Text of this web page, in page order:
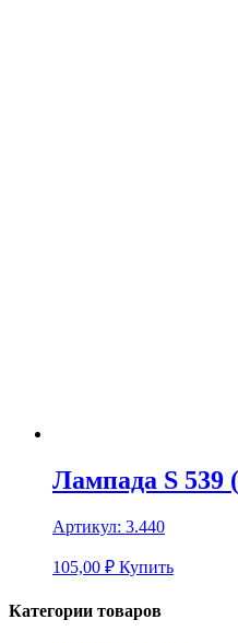
Лампада S 539
Артикул: 3.440
105,00 ₽ Купить
Категории товаров